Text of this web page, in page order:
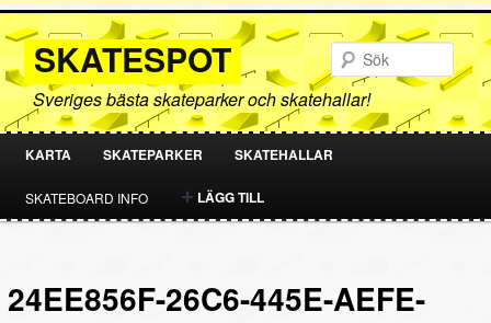
SKATESPOT
Sveriges bästa skateparker och skatehallar!
HOPPA
TILL
HOPPA
TILL
KARTA SKATEPARKER SKATEHALLAR
SKATEBOARD INFO LÄGG TILL
24EE856F-26C6-445E-AEFE-